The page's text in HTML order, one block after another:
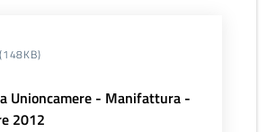
(148KB)
Unioncamere - Manifattura -
2012